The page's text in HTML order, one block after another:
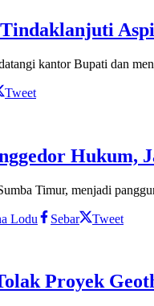
kantor Bupati dan
Tweet
Hukum,
Timur, menjadi
Lodu Sebar Tweet
Proyek